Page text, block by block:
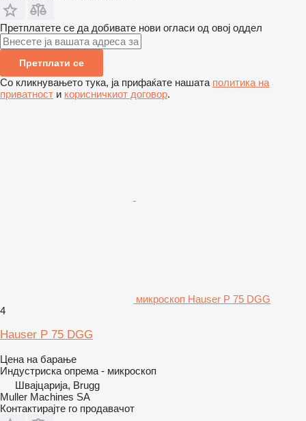
Претплатете се да добивате нови огласи од овој оддел
Претплати се
Со кликнувањето тука, ја прифаќате нашата политика на
приватност и корисничкиот договор.
микроскоп Hauser P 75 DGG
4
Hauser P 75 DGG
Цена на барање
Индустриска опрема - микроскоп
Швајцарија, Brugg
Muller Machines SA
Контактирајте го продавачот